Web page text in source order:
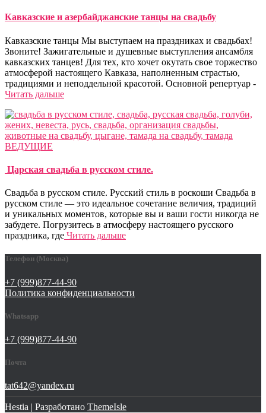
Кавказские и азербайджанские танцы на свадьбу
Кавказские танцы Мы выступаем на праздниках и свадьбах!
Звоните! Зажигательные и душевные выступления ансамбля
кавказских танцев! Для тех, кто хочет окутать свое торжество
атмосферой настоящего Кавказа, наполненным страстью,
традициями и неподдельной красотой. Основной репертуар -
Читать дальше
ВЕДУЩИЕ
Царская свадьба в русском стиле.
Свадьба в русском стиле. Русский стиль в роскоши Cвадьба в
русском стиле — это идеальное сочетание величия, традиций
и уникальных моментов, которые вы и ваши гости никогда не
забудете. Погрузитесь в атмосферу настоящего русского
праздника, где Читать дальше
Телефон (Москва)
+7 (999)877-44-90
Политика конфиденциальности
Whatsapp
+7 (999)877-44-90
Почта
tat642@yandex.ru
Hestia | Разработано ThemeIsle